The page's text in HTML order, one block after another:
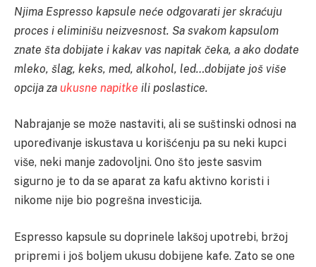
Njima Espresso kapsule neće odgovarati jer skraćuju
proces i eliminišu neizvesnost. Sa svakom kapsulom
znate šta dobijate i kakav vas napitak čeka, a ako dodate
mleko, šlag, keks, med, alkohol, led…dobijate još više
opcija za ukusne napitke ili poslastice.
Nabrajanje se može nastaviti, ali se suštinski odnosi na
upoređivanje iskustava u korišćenju pa su neki kupci
više, neki manje zadovoljni. Ono što jeste sasvim
sigurno je to da se aparat za kafu aktivno koristi i
nikome nije bio pogrešna investicija.
Espresso kapsule su doprinele lakšoj upotrebi, bržoj
pripremi i još boljem ukusu dobijene kafe. Zato se one